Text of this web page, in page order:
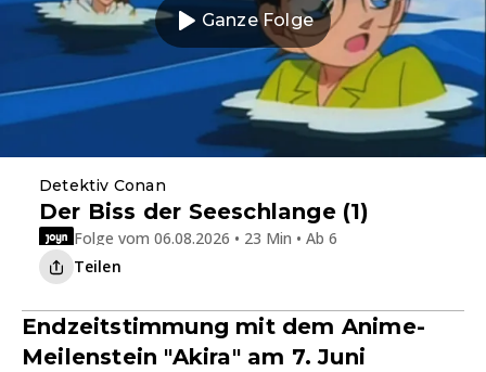
Ganze Folge
Detektiv Conan
Der Biss der Seeschlange (1)
Folge vom 06.08.2026 • 23 Min • Ab 6
Teilen
Endzeitstimmung mit dem Anime-
Meilenstein "Akira" am 7. Juni